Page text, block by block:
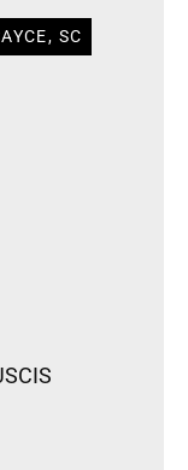
SC